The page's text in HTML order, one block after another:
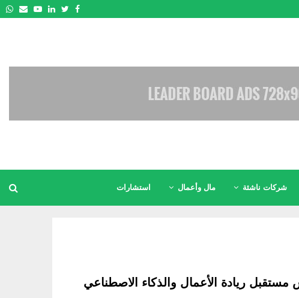
Facebook
Twitter
Linkedin
Youtube
شركات ناشئة مال وأعمال استشارات
مستقبل ريادة الأعمال والذكاء الاصطناعي